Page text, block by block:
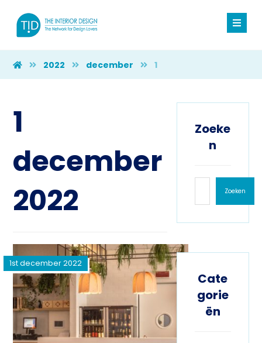
2022 december 1
1
december
2022
1st december 2022
Zoeke
n
Zoeken
Cate
gorie
ën